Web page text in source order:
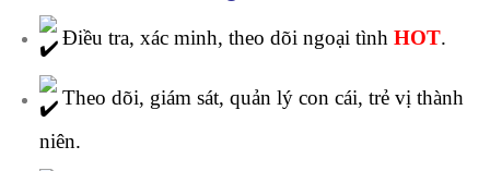
Điều tra, xác minh, theo dõi ngoại tình HOT.
Theo dõi, giám sát, quản lý con cái, trẻ vị thành
niên.